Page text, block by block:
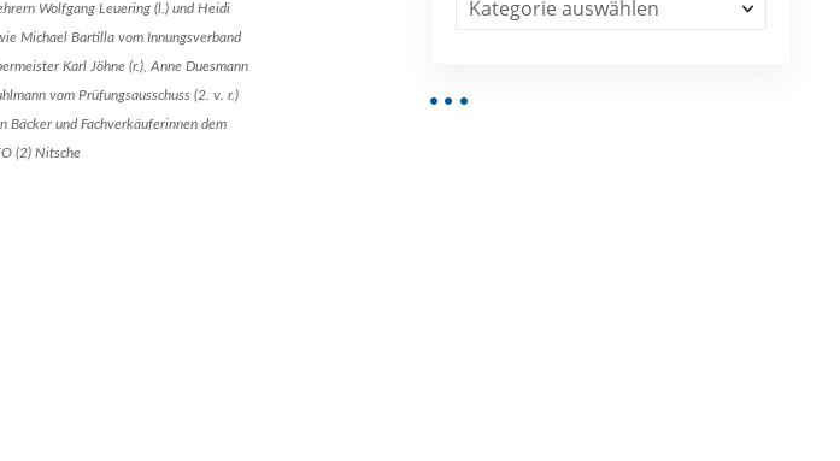
Wolfgang Leuering (l.) und Heidi
Michael Bartilla vom Innungsverband
Karl Jöhne (r.), Anne Duesmann
vom Prüfungsausschuss (2. v. r.)
Bäcker und Fachverkäuferinnen dem
(2) Nitsche